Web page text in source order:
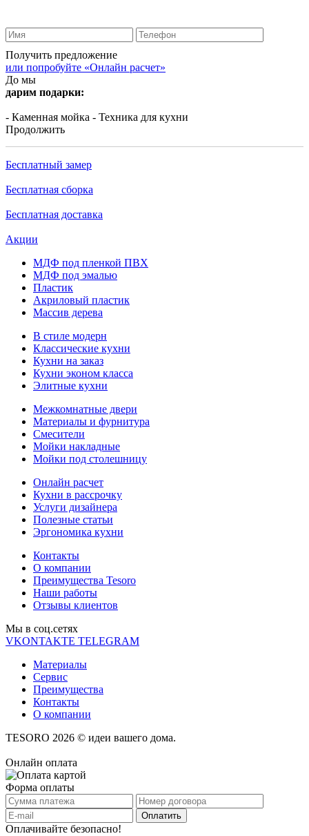
Получить предложение
или попробуйте «Онлайн расчет»
До мы
дарим подарки:
- Каменная мойка - Техника для кухни
Продолжить
Бесплатный замер
Бесплатная сборка
Бесплатная доставка
Акции
МДФ под пленкой ПВХ
МДФ под эмалью
Пластик
Акриловый пластик
Массив дерева
В стиле модерн
Классические кухни
Кухни на заказ
Кухни эконом класса
Элитные кухни
Межкомнатные двери
Материалы и фурнитура
Смесители
Мойки накладные
Мойки под столешницу
Онлайн расчет
Кухни в рассрочку
Услуги дизайнера
Полезные статьи
Эргономика кухни
Контакты
О компании
Преимущества Tesoro
Наши работы
Отзывы клиентов
Мы в соц.cетях
VKONTAKTE TELEGRAM
Материалы
Сервис
Преимущества
Контакты
О компании
TESORO 2026 © идеи вашего дома.
Онлайн оплата
Форма оплаты
Оплачивайте безопасно!